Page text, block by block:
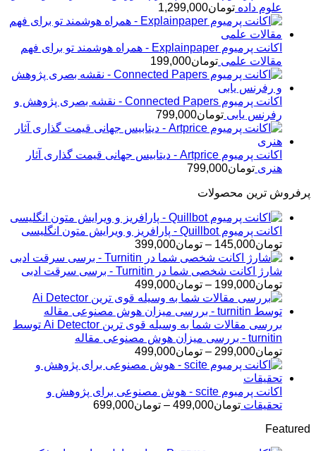
علوم داده تومان1,299,000
اکانت پرمیوم Explainpaper - همراه هوشمند تو برای فهم
مقالات علمی تومان199,000
اکانت پرمیوم Connected Papers - نقشه بصری پژوهش و
رفرنس یابی تومان799,000
اکانت پرمیوم Artprice - دیتابیس جهانی قیمت ‌گذاری آثار
هنری تومان799,000
پرفروش ترین محصولات
اکانت پرمیوم Quillbot - پارافریز و ویرایش متون انگلیسی
تومان145,000
– تومان399,000محدوده
قیمت:
تومان145,000
تا
تومان399,000
شارژ اکانت شخصی شما در Turnitin - برسی سرقت ادبی
تومان199,000
– تومان499,000محدوده
قیمت:
تومان199,000
تا
تومان499,000
بررسی مقالات شما به وسیله قوی ترین Ai Detector توسط
turnitin - بررسی میزان هوش مصنوعی مقاله
تومان299,000
– تومان499,000محدوده
قیمت:
تا
تومان499,000
اکانت پرمیوم scite - هوش مصنوعی برای پژوهش و
تحقیقات تومان499,000
– تومان699,000محدوده
Featured